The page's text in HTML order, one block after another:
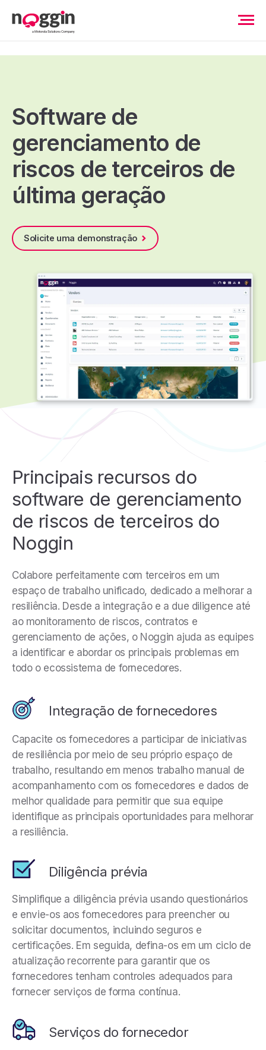
Software de
gerenciamento de
riscos de terceiros de
última geração
Solicite uma demonstração
Principais recursos do
software de gerenciamento
de riscos de terceiros do
Noggin
Colabore perfeitamente com terceiros em um
espaço de trabalho unificado, dedicado a melhorar a
resiliência. Desde a integração e a due diligence até
ao monitoramento de riscos, contratos e
gerenciamento de ações, o Noggin ajuda as equipes
a identificar e abordar os principais problemas em
todo o ecossistema de fornecedores.
Integração de fornecedores
Capacite os fornecedores a participar de iniciativas
de resiliência por meio de seu próprio espaço de
trabalho, resultando em menos trabalho manual de
acompanhamento com os fornecedores e dados de
melhor qualidade para permitir que sua equipe
identifique as principais oportunidades para melhorar
a resiliência.
Diligência prévia
Simplifique a diligência prévia usando questionários
e envie-os aos fornecedores para preencher ou
solicitar documentos, incluindo seguros e
certificações. Em seguida, defina-os em um ciclo de
atualização recorrente para garantir que os
fornecedores tenham controles adequados para
fornecer serviços de forma contínua.
Serviços do fornecedor